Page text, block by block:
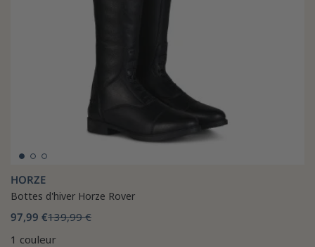
HORZE
Bottes d'hiver Horze Rover
97,99 €139,99 €
1 couleur